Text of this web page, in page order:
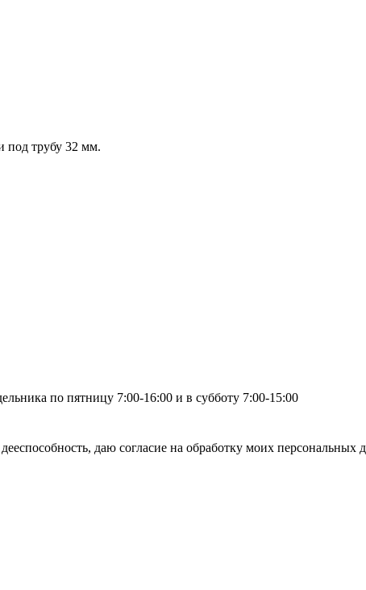
под трубу 32 мм.
по пятницу 7:00-16:00 и в субботу 7:00-15:00
даю согласие на обработку моих персональных